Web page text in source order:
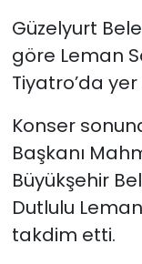
Güzelyurt
göre Leman
Tiyatro’da yer
Konser
Başkanı
Büyükşehir
Dutlulu
takdim etti.
Spor
TÜRKiYE
Video
YAŞAM